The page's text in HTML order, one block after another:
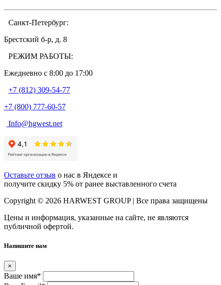
Санкт-Петербург:
Брестский б-р, д. 8
РЕЖИМ РАБОТЫ:
Ежедневно c 8:00 до 17:00
+7 (812) 309-54-77
+7 (800) 777-60-57
Info@hgwest.net
Оставьте отзыв о нас в Яндексе и
получите скидку 5% от ранее выставленного счета
Copyright © 2026 HARWEST GROUP | Все права защищены
Цены и информация, указанные на сайте, не являются
публичной офертой.
Напишите нам
×
Ваше имя*